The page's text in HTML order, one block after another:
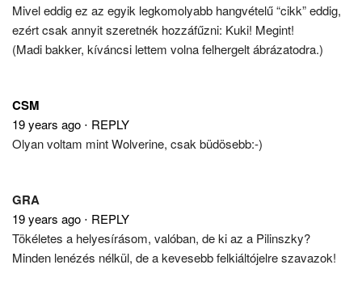
Mivel eddig ez az egyik legkomolyabb hangvételű “cikk” eddig,
ezért csak annyit szeretnék hozzáfűzni: Kuki! Megint!
(Madi bakker, kíváncsi lettem volna felhergelt ábrázatodra.)
CSM
19 years ago ⋅ REPLY
Olyan voltam mint Wolverine, csak büdösebb:-)
GRA
19 years ago ⋅ REPLY
Tökéletes a helyesírásom, valóban, de ki az a Pilinszky?
Minden lenézés nélkül, de a kevesebb felkiáltójelre szavazok!